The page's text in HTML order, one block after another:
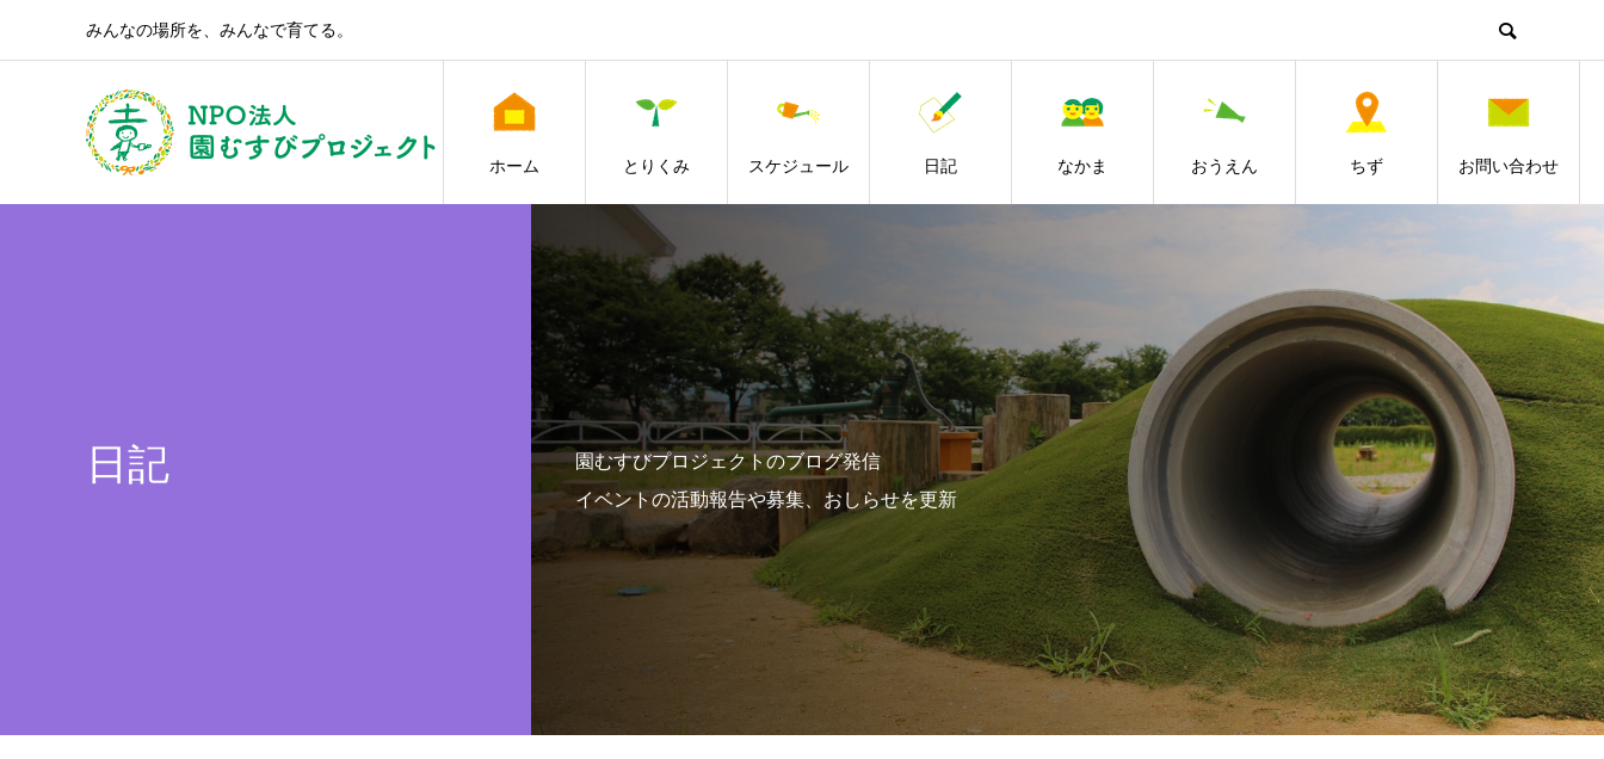
みんなの場所を、みんなで育てる。
ホーム とりくみ スケジュール 日記 なかま おうえん ちず お問い合わせ
日記
園むすびプロジェクトのブログ発信
イベントの活動報告や募集、おしらせを更新